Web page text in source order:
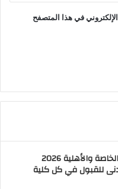
في هذا المتصفح
تنسيق الجامعات الخاصة والأهلية 2026
للقبول في كل كلية